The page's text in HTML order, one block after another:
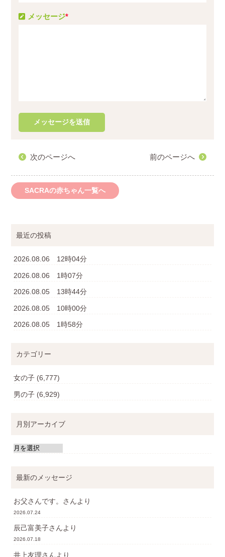
メッセージ*
次のページへ 前のページへ
SACRAの赤ちゃん一覧へ
最近の投稿
2026.08.06 12時04分
2026.08.06 1時07分
2026.08.05 13時44分
2026.08.05 10時00分
2026.08.05 1時58分
カテゴリー
女の子 (6,777)
男の子 (6,929)
月別アーカイブ
最新のメッセージ
お父さんです。 さんより
2026.07.24
辰己富美子さんより
2026.07.18
井上友理さんより